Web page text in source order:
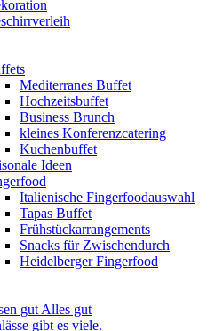
Mediterranes Buffet
Hochzeitsbuffet
Business Brunch
kleines Konferenzcatering
Kuchenbuffet
Ideen
Italienische Fingerfoodauswahl
Tapas Buffet
Frühstückarrangements
Snacks für Zwischendurch
Heidelberger Fingerfood
gut Alles gut
gibt es viele.